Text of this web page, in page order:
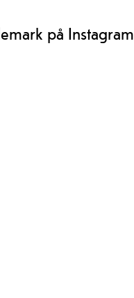
på Instagram